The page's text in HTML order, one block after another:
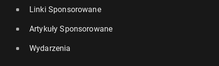
Linki Sponsorowane
Artykuły Sponsorowane
Wydarzenia